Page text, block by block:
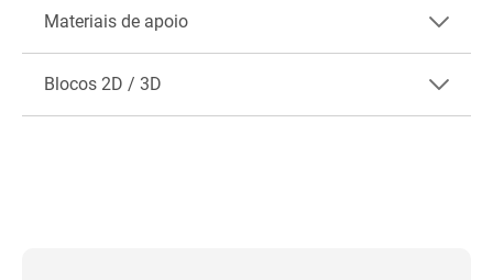
Materiais de apoio
Blocos 2D / 3D